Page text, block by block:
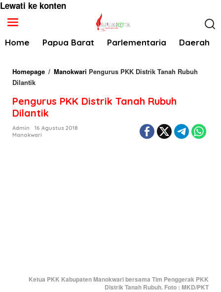
Lewati ke konten
Home Papua Barat Parlementaria Daerah
Homepage / Manokwari Pengurus PKK Distrik Tanah Rubuh
Dilantik
Pengurus PKK Distrik Tanah Rubuh
Dilantik
Admin
16 Agustus 2018
Manokwari
Ketua PKK Kabupaten Manokwari bersama Tim Penggerak PKK
Distrik Tanah Rubuh. Foto : MKD/PKT